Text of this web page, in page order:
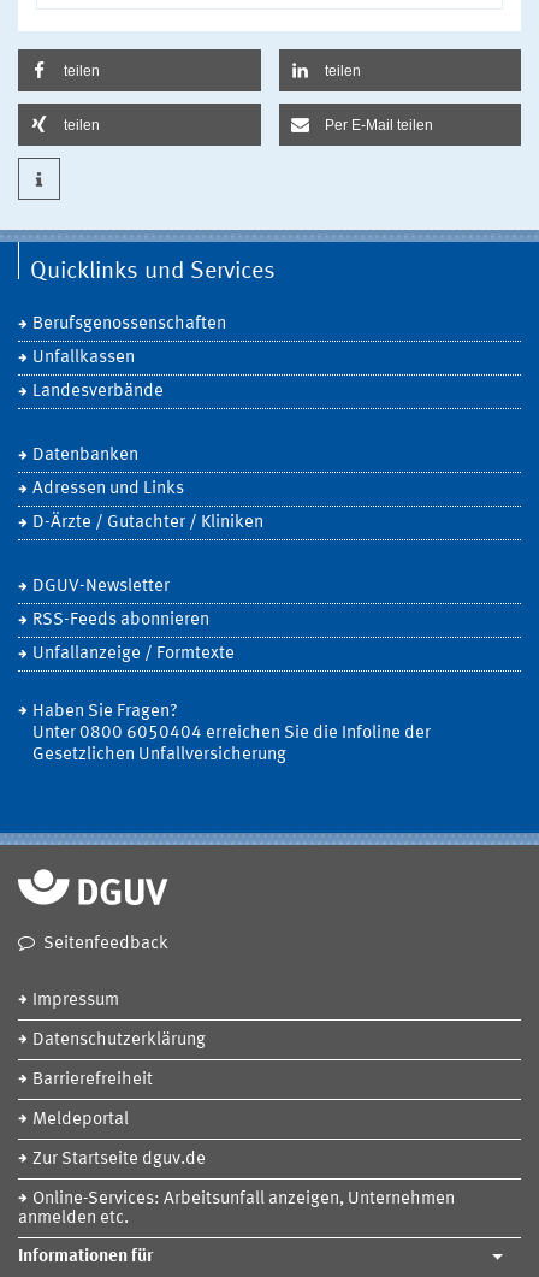
teilen teilen
teilen Per E-Mail teilen
Quicklinks und Services
Berufsgenossenschaften
Unfallkassen
Landesverbände
Datenbanken
Adressen und Links
D-Ärzte / Gutachter / Kliniken
DGUV-Newsletter
RSS-Feeds abonnieren
Unfallanzeige / Formtexte
Haben Sie Fragen?
Unter 0800 6050404 erreichen Sie die Infoline der
Gesetzlichen Unfallversicherung
Seitenfeedback
Impressum
Datenschutzerklärung
Barrierefreiheit
Meldeportal
Zur Startseite dguv.de
Online-Services: Arbeitsunfall anzeigen, Unternehmen
anmelden etc.
Informationen für